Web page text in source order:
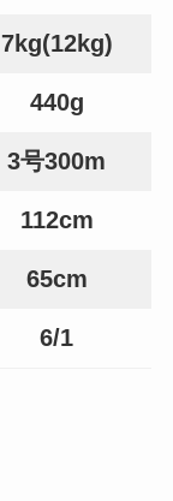
7kg(12kg)
440g
3号300m
112cm
65cm
6/1